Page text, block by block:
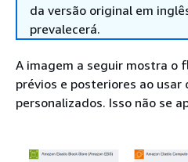
da versão original em
prevalecerá.
A imagem a seguir mostra o
prévios e posteriores ao usar
personalizados. Isso não se